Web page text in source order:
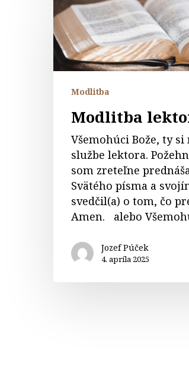
lektora
Modlitba
Modlitba
Všemohúci Bože, ty si
službe lektora.
som zreteľne
Svätého písma a
svedčil(a) o tom, čo
Amen. alebo
Jozef Púček
4. apríla 2025